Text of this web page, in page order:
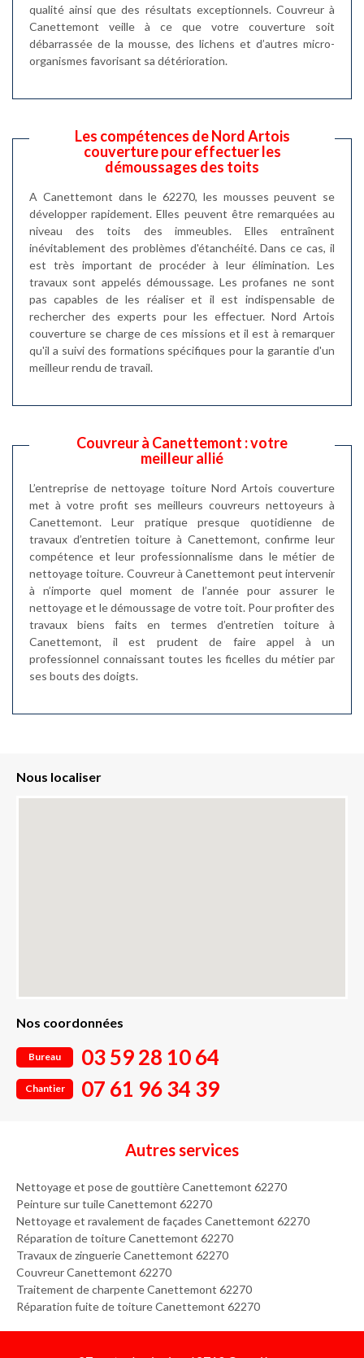
qualité ainsi que des résultats exceptionnels. Couvreur à
Canettemont veille à ce que votre couverture soit
débarrassée de la mousse, des lichens et d’autres micro-
organismes favorisant sa détérioration.
Les compétences de Nord Artois
couverture pour effectuer les
démoussages des toits
A Canettemont dans le 62270, les mousses peuvent se
développer rapidement. Elles peuvent être remarquées au
niveau des toits des immeubles. Elles entraînent
inévitablement des problèmes d'étanchéité. Dans ce cas, il
est très important de procéder à leur élimination. Les
travaux sont appelés démoussage. Les profanes ne sont
pas capables de les réaliser et il est indispensable de
rechercher des experts pour les effectuer. Nord Artois
couverture se charge de ces missions et il est à remarquer
qu'il a suivi des formations spécifiques pour la garantie d'un
meilleur rendu de travail.
Couvreur à Canettemont : votre
meilleur allié
L’entreprise de nettoyage toiture Nord Artois couverture
met à votre profit ses meilleurs couvreurs nettoyeurs à
Canettemont. Leur pratique presque quotidienne de
travaux d’entretien toiture à Canettemont, confirme leur
compétence et leur professionnalisme dans le métier de
nettoyage toiture. Couvreur à Canettemont peut intervenir
à n’importe quel moment de l’année pour assurer le
nettoyage et le démoussage de votre toit. Pour profiter des
travaux biens faits en termes d’entretien toiture à
Canettemont, il est prudent de faire appel à un
professionnel connaissant toutes les ficelles du métier par
ses bouts des doigts.
Nous localiser
Nos coordonnées
Bureau 03 59 28 10 64
Chantier 07 61 96 34 39
Autres services
Nettoyage et pose de gouttière Canettemont 62270
Peinture sur tuile Canettemont 62270
Nettoyage et ravalement de façades Canettemont 62270
Réparation de toiture Canettemont 62270
Travaux de zinguerie Canettemont 62270
Couvreur Canettemont 62270
Traitement de charpente Canettemont 62270
Réparation fuite de toiture Canettemont 62270